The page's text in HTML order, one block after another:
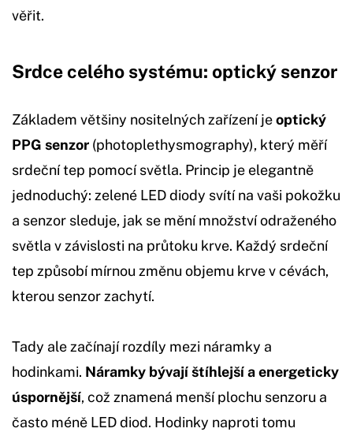
věřit.
Srdce celého systému: optický senzor
Základem většiny nositelných zařízení jeoptický
PPG senzor (photoplethysmography), který měří
srdeční tep pomocí světla. Princip je elegantně
jednoduchý: zelené LED diody svítí na vaši pokožku
a senzor sleduje, jak se mění množství odraženého
světla v závislosti na průtoku krve. Každý srdeční
tep způsobí mírnou změnu objemu krve v cévách,
kterou senzor zachytí.
Tady ale začínají rozdíly mezi náramky a
hodinkami. Náramky bývají štíhlejší a energeticky
úspornější, což znamená menší plochu senzoru a
často méně LED diod. Hodinky naproti tomu